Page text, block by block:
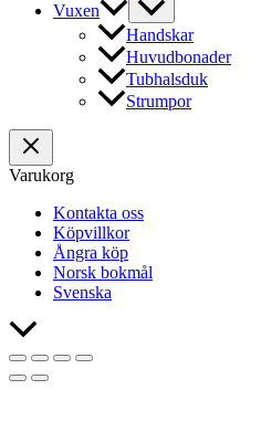
Vuxen
Handskar
Huvudbonader
Tubhalsduk
Strumpor
Varukorg
Kontakta oss
Köpvillkor
Ångra köp
Norsk bokmål
Svenska